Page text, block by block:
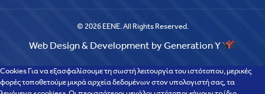
© 2026 EENE. All Rights Reserved.
Web Design & Development by Generation Y
Cookies Για να εξασφαλίσουμε τη σωστή λειτουργία του ιστότοπου, μερικές
φορές τοποθετούμε μικρά αρχεία δεδομένων στον υπολογιστή σας, τα